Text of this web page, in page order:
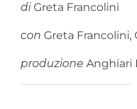
diGreta Francolini
con Greta
produzione Anghiari